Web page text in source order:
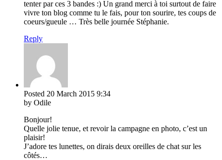
tenter par ces 3 bandes :) Un grand merci à toi surtout de faire
vivre ton blog comme tu le fais, pour ton sourire, tes coups de
coeurs/gueule … Très belle journée Stéphanie.
Reply
Posted 20 March 2015 9:34
by Odile
Bonjour!
Quelle jolie tenue, et revoir la campagne en photo, c’est un
plaisir!
J’adore tes lunettes, on dirais deux oreilles de chat sur les
côtés…